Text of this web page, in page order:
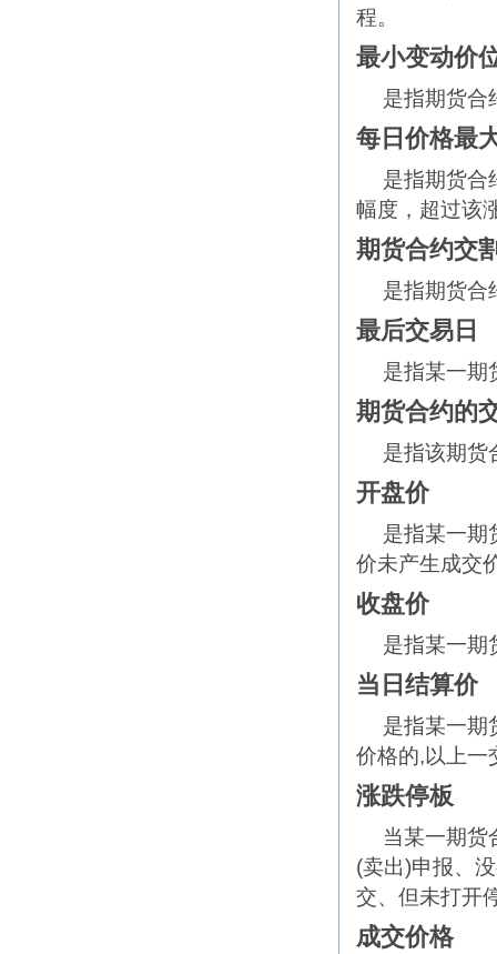
程。
最小变动价
是指期货合
每日价格最
是指期货合
幅度，超过该
期货合约交
是指期货合
最后交易日
是指某一期
期货合约的
是指该期货
开盘价
是指某一期
价未产生成交
收盘价
是指某一期
当日结算价
是指某一期
价格的,以上一
涨跌停板
当某一期货
(卖出)申报、
交、但未打开
成交价格